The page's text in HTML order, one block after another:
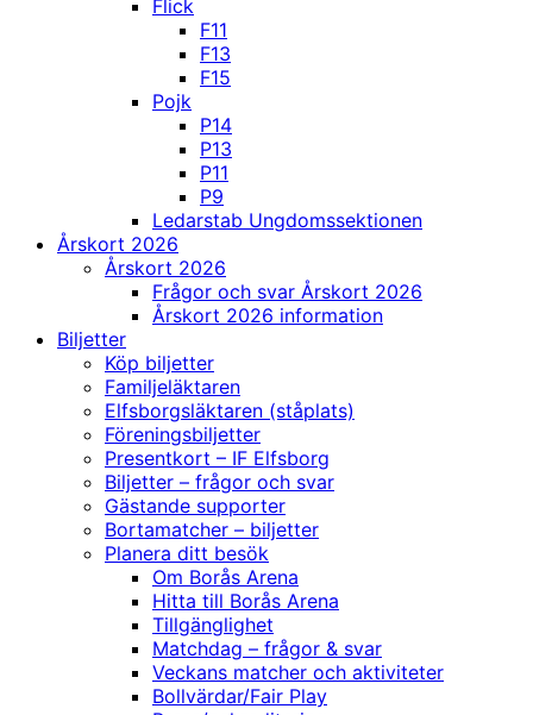
Flick
F11
F13
F15
Pojk
P14
P13
P11
P9
Ledarstab Ungdomssektionen
Årskort 2026
Årskort 2026
Frågor och svar Årskort 2026
Årskort 2026 information
Biljetter
Köp biljetter
Familjeläktaren
Elfsborgsläktaren (ståplats)
Föreningsbiljetter
Presentkort – IF Elfsborg
Biljetter – frågor och svar
Gästande supporter
Bortamatcher – biljetter
Planera ditt besök
Om Borås Arena
Hitta till Borås Arena
Tillgänglighet
Matchdag – frågor & svar
Veckans matcher och aktiviteter
Bollvärdar/Fair Play